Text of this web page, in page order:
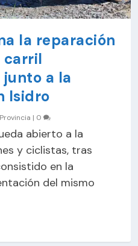
la reparación
carril
a la
Isidro
Provincia | 0
abierto a la
y ciclistas, tras
en la
del mismo